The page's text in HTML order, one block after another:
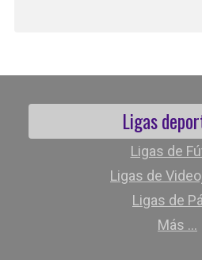
Ligas
Ligas de
Ligas de
Ligas de
Más ...